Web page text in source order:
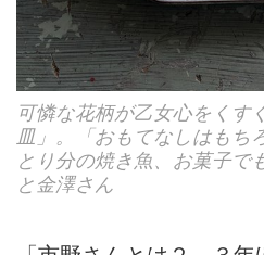
可憐な花柄が乙女心をくす
皿」。「おもてなしはもち
とり分の焼き魚、お菓子で
と金澤さん